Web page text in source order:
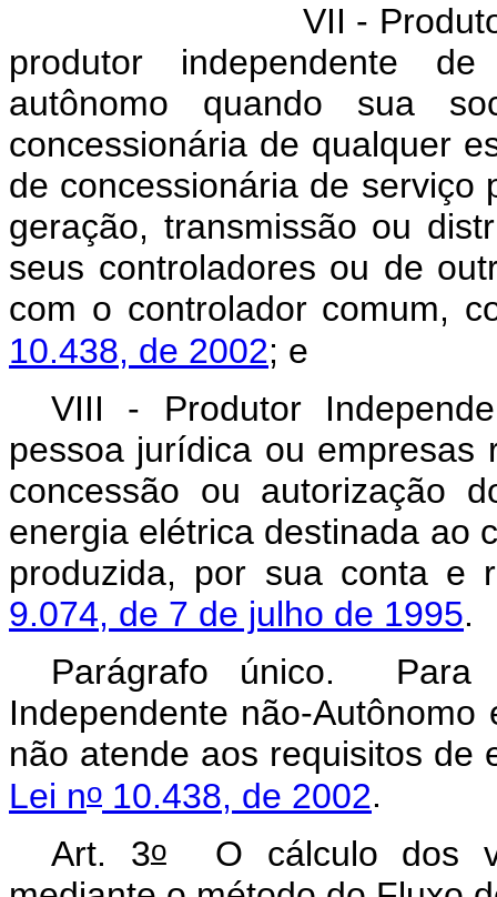
VII -
produtor independente
autônomo quando sua
concessionária de qualquer
de concessionária de serviço
geração, transmissão ou
seus controladores ou de
com o controlador comum,
10.438, de 2002; e
VIII - Produtor
pessoa jurídica ou empresas
concessão ou autorização
energia elétrica destinada ao
produzida, por sua conta e
9.074, de 7 de julho de 1995.
Parágrafo único. Para
Independente não-
não atende aos requisitos de
Lei no 10.438, de 2002.
Art. 3oO cálculo dos